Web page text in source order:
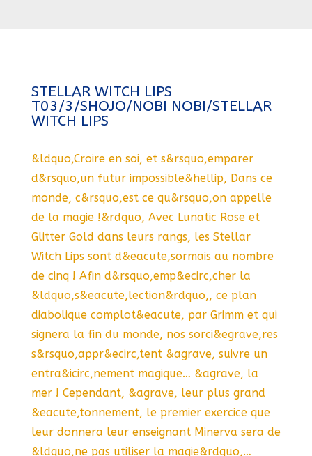
STELLAR WITCH LIPS
T03/3/SHOJO/NOBI NOBI/STELLAR
WITCH LIPS
&ldquo,Croire en soi, et s&rsquo,emparer
d&rsquo,un futur impossible&hellip, Dans ce
monde, c&rsquo,est ce qu&rsquo,on appelle
de la magie !&rdquo, Avec Lunatic Rose et
Glitter Gold dans leurs rangs, les Stellar
Witch Lips sont d&eacute,sormais au nombre
de cinq ! Afin d&rsquo,emp&ecirc,cher la
&ldquo,s&eacute,lection&rdquo,, ce plan
diabolique complot&eacute, par Grimm et qui
signera la fin du monde, nos sorci&egrave,res
s&rsquo,appr&ecirc,tent &agrave, suivre un
entra&icirc,nement magique… &agrave, la
mer ! Cependant, &agrave, leur plus grand
&eacute,tonnement, le premier exercice que
leur donnera leur enseignant Minerva sera de
&ldquo,ne pas utiliser la magie&rdquo,…